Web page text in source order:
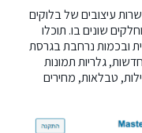
עיצובים של בלוקים
שונים בו. תוכלו
ובכמות נרחבת בגרסת
גלריות תמונות
טבלאות, מחירים